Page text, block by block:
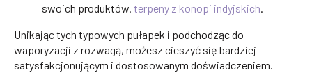
swoich produktów. terpeny z konopi indyjskich.
Unikając tych typowych pułapek i podchodząc do
waporyzacji z rozwagą, możesz cieszyć się bardziej
satysfakcjonującym i dostosowanym doświadczeniem.